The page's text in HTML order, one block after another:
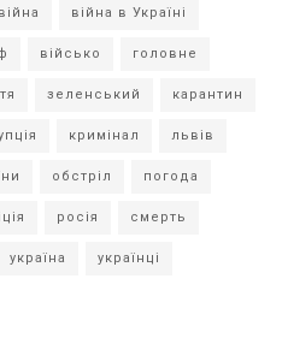
війна війна в Україні
військо головне
зеленський карантин
кримінал львів
обстріл погода
росія смерть
україна українці